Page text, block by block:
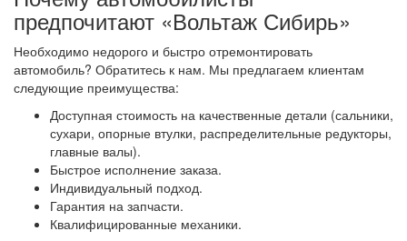
предпочитают «Вольтаж Сибирь»
Необходимо недорого и быстро отремонтировать
автомобиль? Обратитесь к нам. Мы предлагаем клиентам
следующие преимущества:
Доступная стоимость на качественные детали (сальники,
сухари, опорные втулки, распределительные редукторы,
главные валы).
Быстрое исполнение заказа.
Индивидуальный подход.
Гарантия на запчасти.
Квалифицированные механики.